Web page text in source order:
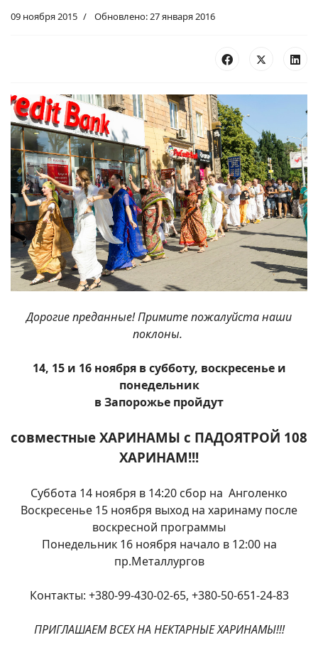
09 ноября 2015 Обновлено: 27 января 2016
Дорогие преданные! Примите пожалуйста наши
поклоны.
14, 15 и 16 ноября в субботу, воскресенье и
понедельник
в Запорожье пройдут
совместные ХАРИНАМЫ с ПАДОЯТРОЙ 108
ХАРИНАМ!!!
Суббота 14 ноября в 14:20 сбор на Анголенко
Воскресенье 15 ноября выход на харинаму после
воскресной программы
Понедельник 16 ноября начало в 12:00 на
пр.Металлургов
Контакты: +380-99-430-02-65, +380-50-651-24-83
ПРИГЛАШАЕМ ВСЕХ НА НЕКТАРНЫЕ ХАРИНАМЫ!!!